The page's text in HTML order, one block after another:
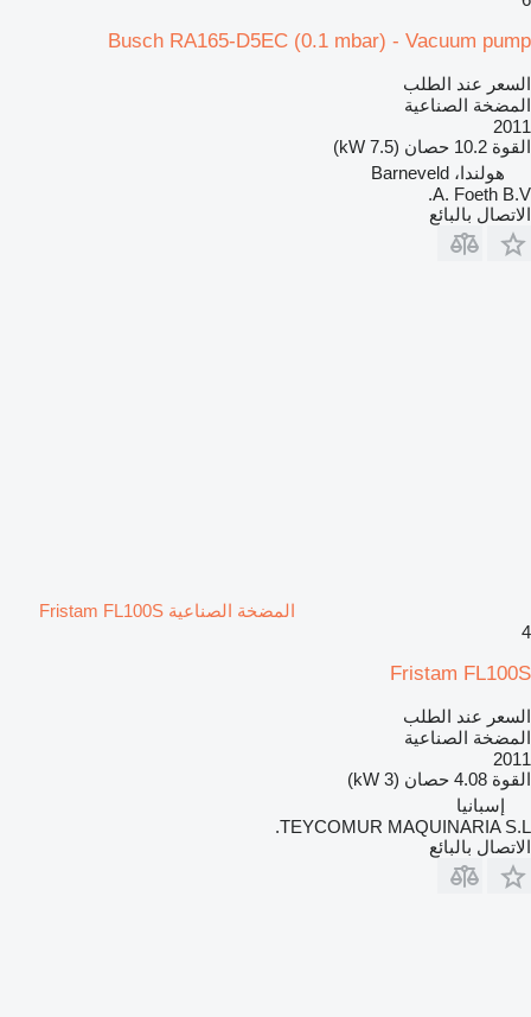
Busch RA165-D5EC (0.1 mbar) - Vacuum pump
السعر عند الطلب
المضخة الصناعية
2011
القوة 10.2 حصان (7.5 kW)
هولندا، Barneveld
A. Foeth B.V.
الاتصال بالبائع
المضخة الصناعية Fristam FL100S
4
Fristam FL100S
السعر عند الطلب
المضخة الصناعية
2011
القوة 4.08 حصان (3 kW)
إسبانيا
TEYCOMUR MAQUINARIA S.L.
الاتصال بالبائع